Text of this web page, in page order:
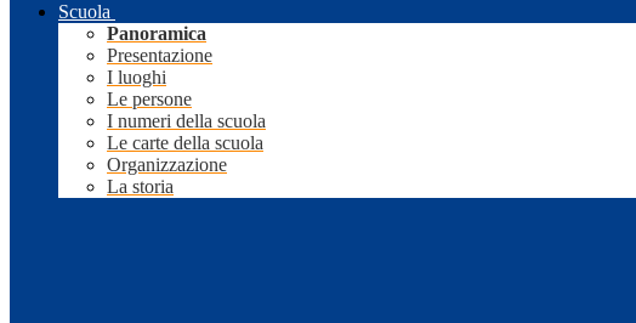
Scuola
Panoramica
Presentazione
I luoghi
Le persone
I numeri della scuola
Le carte della scuola
Organizzazione
La storia